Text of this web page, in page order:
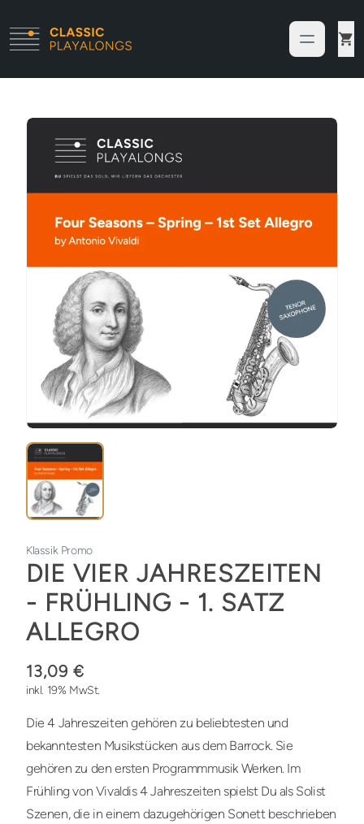
Klassik Promo
DIE VIER JAHRESZEITEN
- FRÜHLING - 1. SATZ
ALLEGRO
13,09 €
inkl. 19% MwSt.
Die 4 Jahreszeiten gehören zu beliebtesten und
bekanntesten Musikstücken aus dem Barrock. Sie
gehören zu den ersten Programmmusik Werken. Im
Frühling von Vivaldis 4 Jahreszeiten spielst Du als Solist
Szenen, die in einem dazugehörigen Sonett beschrieben